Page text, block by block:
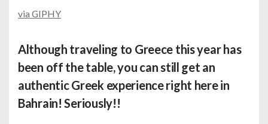
via GIPHY
Although traveling to Greece this year has
been off the table, you can still get an
authentic Greek experience right here in
Bahrain! Seriously!!